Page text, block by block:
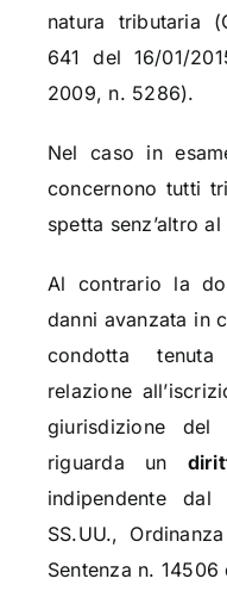
natura tributaria
641 del 16/01/
2009, n. 5286).
Nel caso in
concernono tutti
spetta senz’altro
Al contrario la
danni avanzata in
condotta
relazione
giurisdizione del
riguarda un
indipendente
SS.UU.,
Sentenza n.